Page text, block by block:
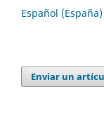
Español (España)
Enviar un